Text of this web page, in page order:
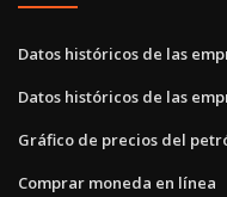
Datos históricos de las
Datos históricos de las
Gráfico de precios del
Comprar moneda en línea